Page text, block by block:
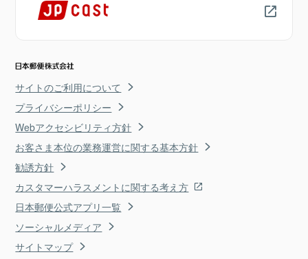
サイトのご利用について
プライバシーポリシー
Webアクセシビリティ方針
お客さま本位の業務運営に関する基本方針
勧誘方針
カスタマーハラスメントに関する考え方
日本郵便公式アプリ一覧
ソーシャルメディア
サイトマップ